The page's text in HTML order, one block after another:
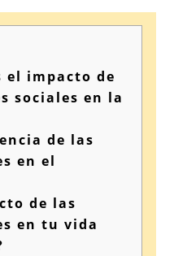
el impacto de
sociales en la
de las
en el
de las
en tu vida